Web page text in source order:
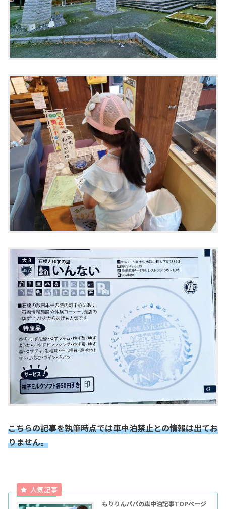
こちらの記事を執筆時点では車中泊禁止との情報は出てお
りません。
もりりんパパの車中泊記事TOPページ